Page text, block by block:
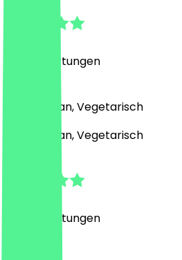
Bewertungen
Café, Vegan, Vegetarisch
Café, Vegan, Vegetarisch
Bewertungen